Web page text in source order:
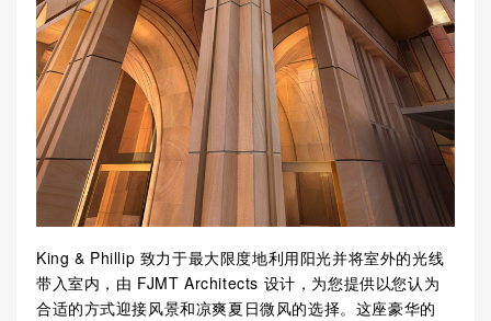
King & Phillip 致力于最大限度地利用阳光并将室外的光线
带入室内，由 FJMT Architects 设计，为您提供以您认为
合适的方式迎接风景和凉爽夏日微风的选择。这座豪华的